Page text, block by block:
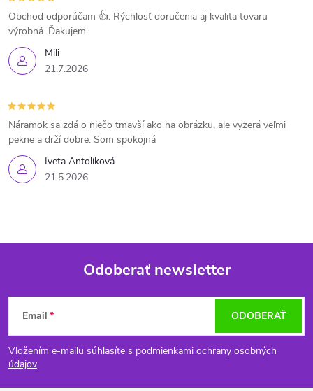
Mili
21.7.2026
Obchod odporúčam 👍. Rýchlosť doručenia aj kvalita tovaru
výrobná. Ďakujem.
Iveta Antolíková
21.5.2026
Náramok sa zdá o niečo tmavší ako na obrázku, ale vyzerá veľmi
pekne a drží dobre. Som spokojná
Z
á
p
Odoberať newsletter
Email
Vložením e-mailu súhlasíte s podmienkami ochrany osobných
údajov
ODOBERAŤ